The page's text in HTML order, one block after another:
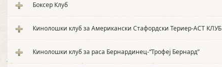
Боксер Клуб
Кинолошки клуб за Американски Стафордски Териер-АСТ КЛУБ
Кинолошки клуб за раса Бернардинец-“Трофеј Бернард”